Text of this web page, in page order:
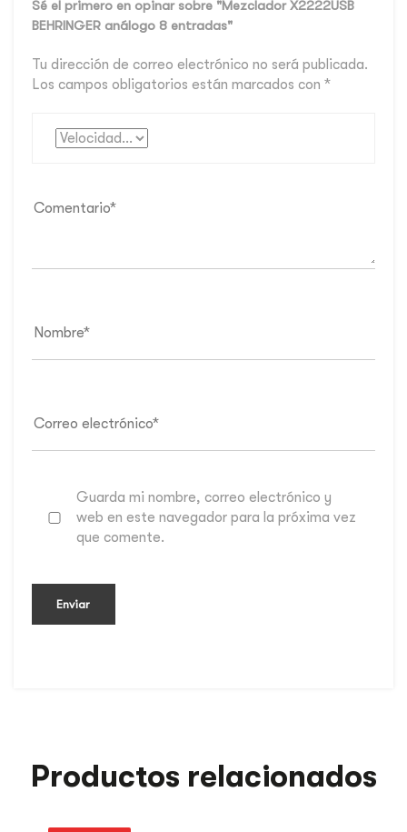
Sé el primero en opinar sobre "Mezclador X2222USB
BEHRINGER análogo 8 entradas"
Tu dirección de correo electrónico no será publicada.
Los campos obligatorios están marcados con *
Guarda mi nombre, correo electrónico y
web en este navegador para la próxima vez
que comente.
Productos relacionados